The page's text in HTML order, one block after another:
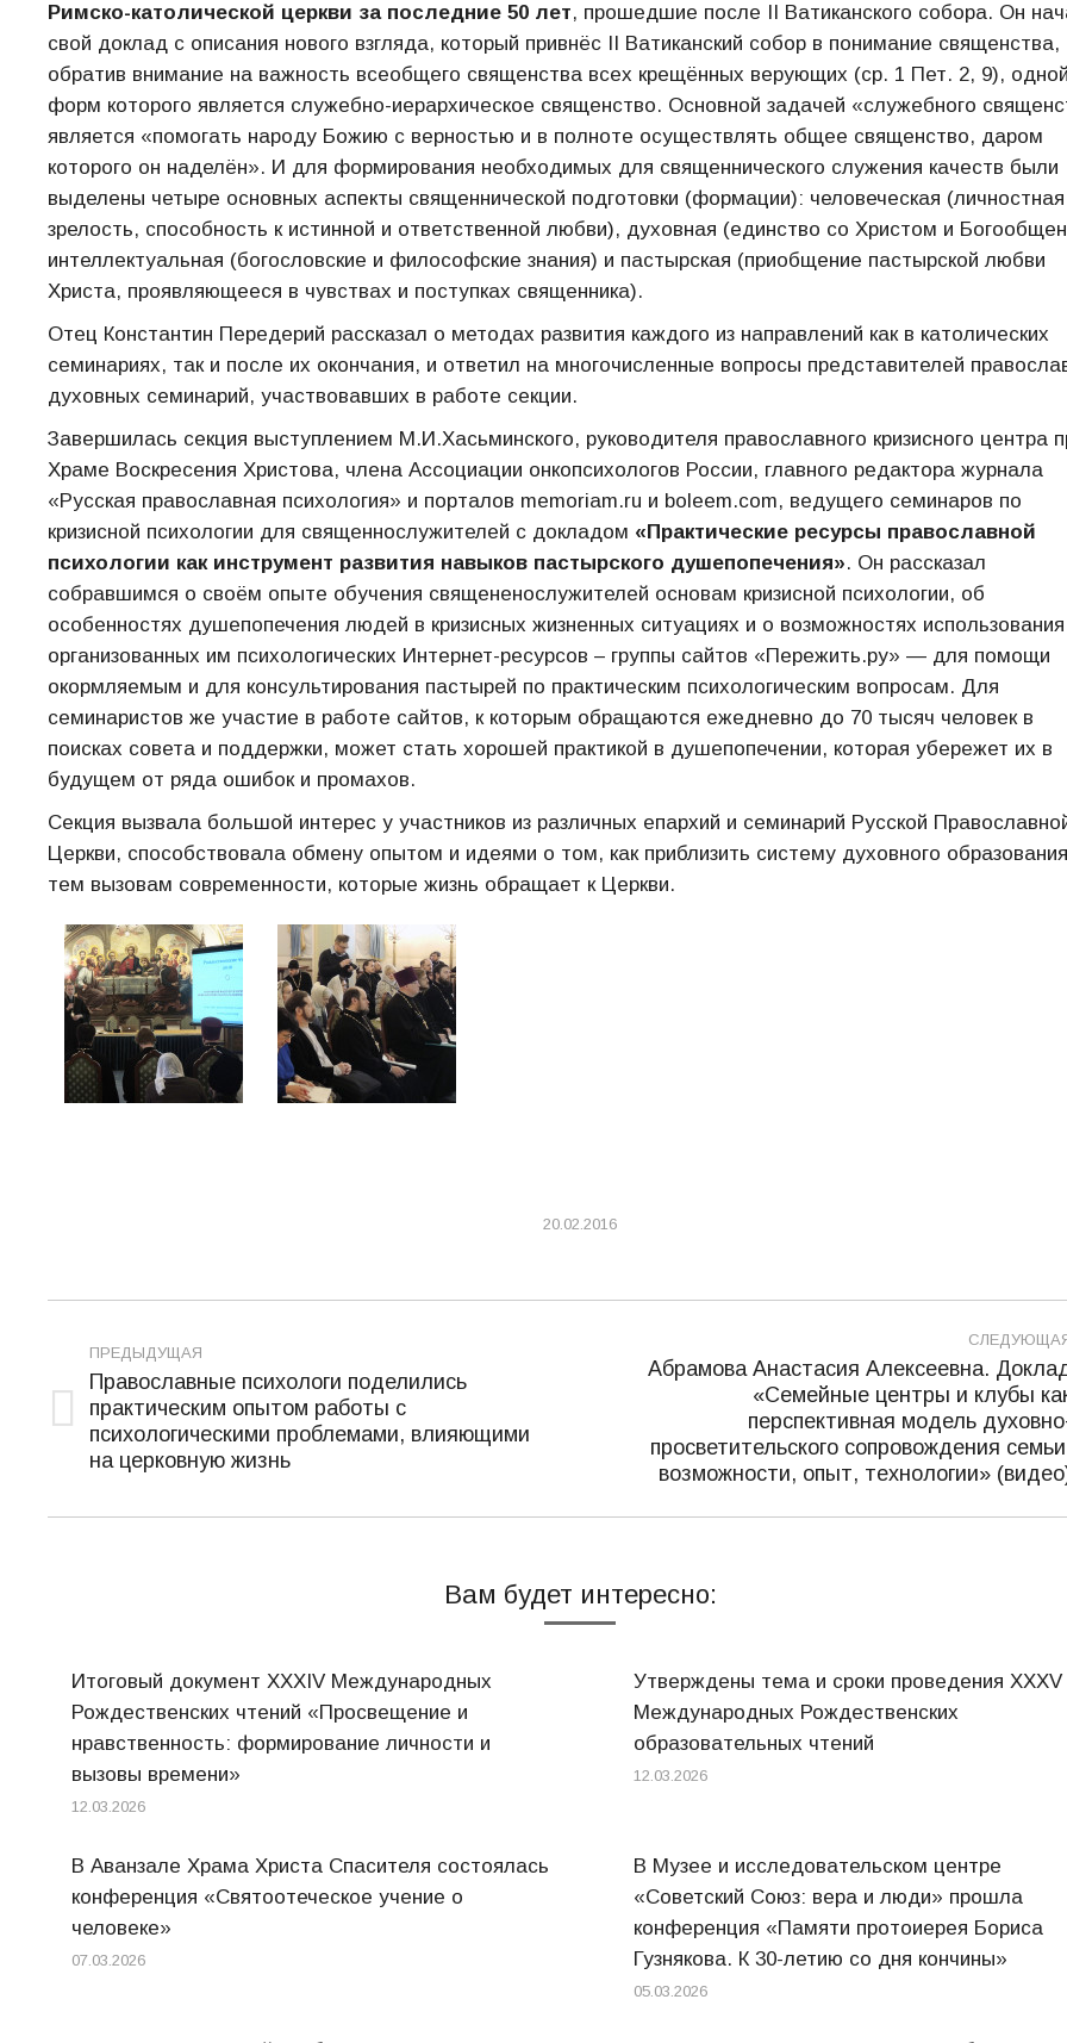
Римско-католической церкви за последние 50 лет, прошедшие после II Ватиканского собора. Он
свой доклад с описания нового взгляда, который привнёс II Ватиканский собор в понимание священства,
обратив внимание на важность всеобщего священства всех крещённых верующих (ср. 1 Пет. 2, 9),
форм которого является служебно-иерархическое священство. Основной задачей «служебного
является «помогать народу Божию с верностью и в полноте осуществлять общее священство, даром
которого он наделён». И для формирования необходимых для священнического служения качеств были
выделены четыре основных аспекты священнической подготовки (формации): человеческая (личностная
зрелость, способность к истинной и ответственной любви), духовная (единство со Христом и
интеллектуальная (богословские и философские знания) и пастырская (приобщение пастырской любви
Христа, проявляющееся в чувствах и поступках священника).
Отец Константин Передерий рассказал о методах развития каждого из направлений как в католических
семинариях, так и после их окончания, и ответил на многочисленные вопросы представителей
духовных семинарий, участвовавших в работе секции.
Завершилась секция выступлением М.И.Хасьминского, руководителя православного кризисного центра
Храме Воскресения Христова, члена Ассоциации онкопсихологов России, главного редактора журнала
«Русская православная психология» и порталов memoriam.ru и boleem.com, ведущего семинаров по
кризисной психологии для священнослужителей с докладом «Практические ресурсы православной
психологии как инструмент развития навыков пастырского душепопечения». Он рассказал
собравшимся о своём опыте обучения священенослужителей основам кризисной психологии, об
особенностях душепопечения людей в кризисных жизненных ситуациях и о возможностях использования
организованных им психологических Интернет-ресурсов – группы сайтов «Пережить.ру» — для помощи
окормляемым и для консультирования пастырей по практическим психологическим вопросам. Для
семинаристов же участие в работе сайтов, к которым обращаются ежедневно до 70 тысяч человек в
поисках совета и поддержки, может стать хорошей практикой в душепопечении, которая убережет их в
будущем от ряда ошибок и промахов.
Секция вызвала большой интерес у участников из различных епархий и семинарий Русской
Церкви, способствовала обмену опытом и идеями о том, как приблизить систему духовного
тем вызовам современности, которые жизнь обращает к Церкви.
20.02.2016
записям
ПРЕДЫДУЩАЯ
Предыдущая
запись:
Православные психологи поделились
практическим опытом работы с
психологическими проблемами, влияющими
на церковную жизнь
запись:
Абрамова Анастасия Алексеевна.
«Семейные центры и клубы
перспективная модель
просветительского сопровождения
возможности, опыт, технологии»
Вам будет интересно:
Итоговый документ XXХIV Международных
Рождественских чтений «Просвещение и
нравственность: формирование личности и
вызовы времени»
12.03.2026
Утверждены тема и сроки проведения XXXV
Международных Рождественских
образовательных чтений
12.03.2026
В Аванзале Храма Христа Спасителя состоялась
конференция «Святоотеческое учение о
человеке»
07.03.2026
В Музее и исследовательском центре
«Советский Союз: вера и люди» прошла
конференция «Памяти протоиерея Бориса
Гузнякова. К 30-летию со дня кончины»
05.03.2026